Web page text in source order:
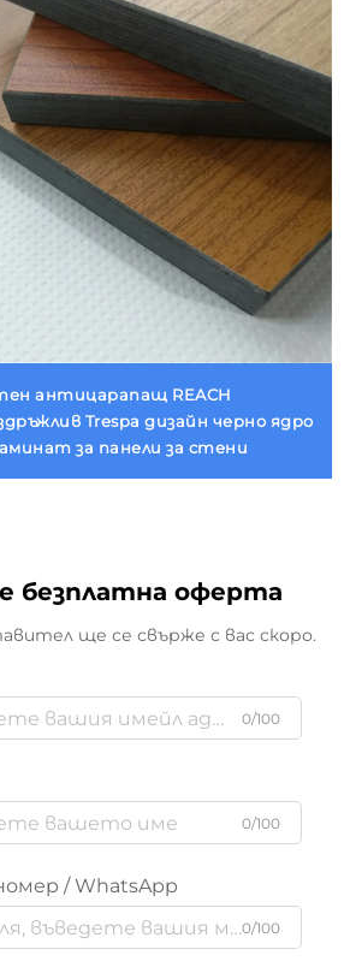
антицарапащ REACH
Trespa дизайн черно ядро
за панели за стени
безплатна оферта
ще се свърже с вас скоро.
0/100
0/100
/ WhatsApp
0/100